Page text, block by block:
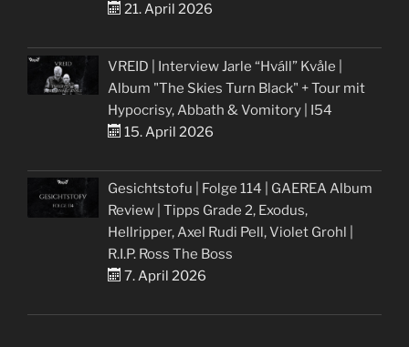
21. April 2026
VREID | Interview Jarle “Hváll” Kvåle |
Album "The Skies Turn Black" + Tour mit
Hypocrisy, Abbath & Vomitory | I54
15. April 2026
Gesichtstofu | Folge 114 | GAEREA Album
Review | Tipps Grade 2, Exodus,
Hellripper, Axel Rudi Pell, Violet Grohl |
R.I.P. Ross The Boss
7. April 2026